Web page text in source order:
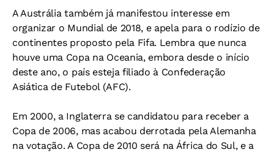
A Austrália também já manifestou interesse em
organizar o Mundial de 2018, e apela para o rodízio de
continentes proposto pela Fifa. Lembra que nunca
houve uma Copa na Oceania, embora desde o início
deste ano, o país esteja filiado à Confederação
Asiática de Futebol (AFC).
Em 2000, a Inglaterra se candidatou para receber a
Copa de 2006, mas acabou derrotada pela Alemanha
na votação. A Copa de 2010 será na África do Sul, e a